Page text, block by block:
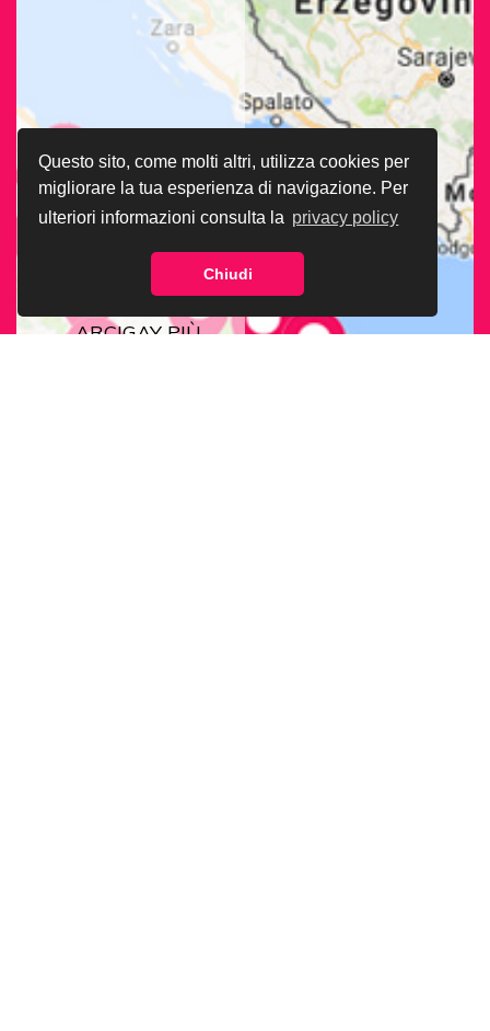
Questo sito, come molti altri, utilizza cookies per
migliorare la tua esperienza di navigazione. Per
ulteriori informazioni consulta la privacy policy
Chiudi
ARCIGAY PIÙ